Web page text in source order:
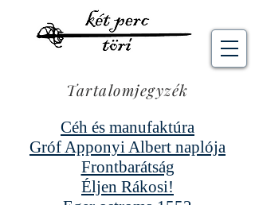
Tartalomjegyzék
Céh és manufaktúra
Gróf Apponyi Albert naplója
Frontbarátság
Éljen Rákosi!